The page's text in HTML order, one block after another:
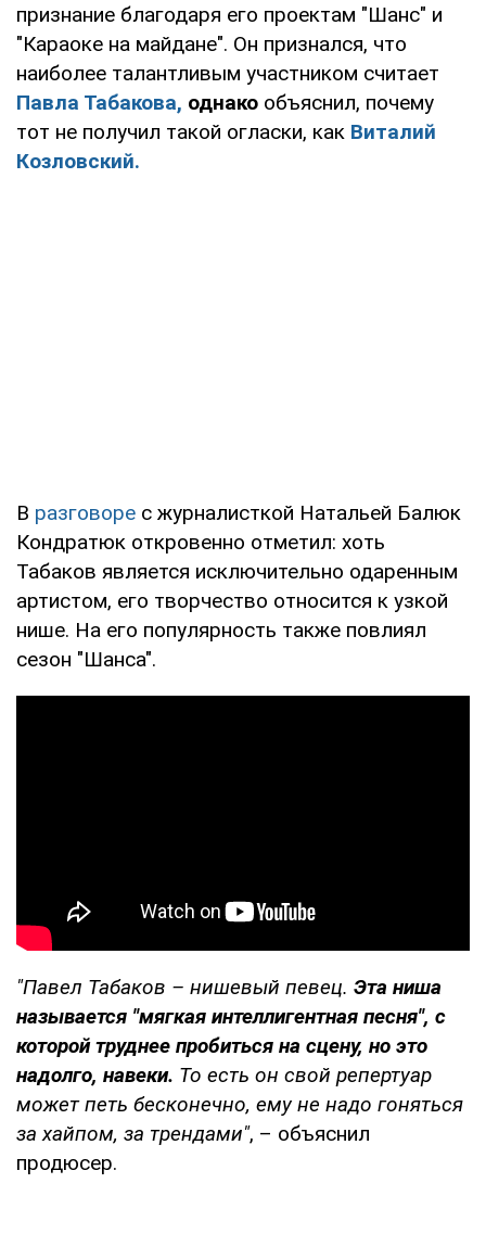
признание благодаря его проектам "Шанс" и
"Караоке на майдане". Он признался, что
наиболее талантливым участником считает
Павла Табакова, однако объяснил, почему
тот не получил такой огласки, как Виталий
Козловский.
В разговоре с журналисткой Натальей Балюк
Кондратюк откровенно отметил: хоть
Табаков является исключительно одаренным
артистом, его творчество относится к узкой
нише. На его популярность также повлиял
сезон "Шанса".
"Павел Табаков – нишевый певец. Эта ниша
называется "мягкая интеллигентная песня", с
которой труднее пробиться на сцену, но это
надолго, навеки. То есть он свой репертуар
может петь бесконечно, ему не надо гоняться
за хайпом, за трендами", – объяснил
продюсер.